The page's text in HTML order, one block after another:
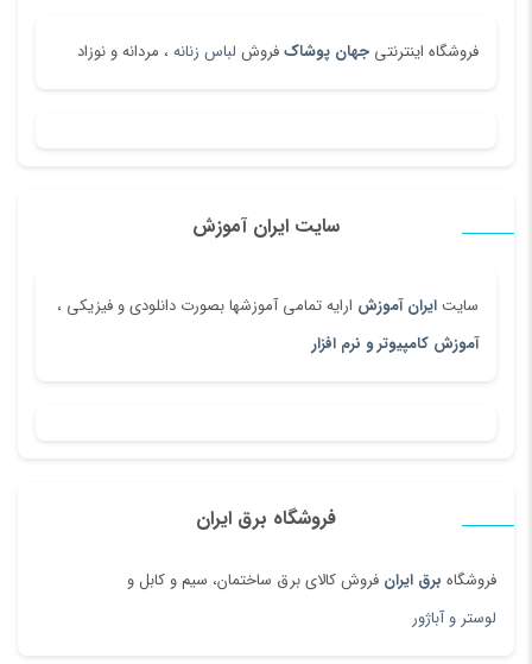
فروشگاه اینترنتی جهان پوشاکفروش لباس زنانه ، مردانه و نوزاد
سایت ایران آموزش
سایت ایران آموزش ارایه تمامی آموزشها بصورت دانلودی و فیزیکی ،
آموزش کامپیوتر و نرم افزار
فروشگاه برق ایران
فروشگاه برق ایران فروش کالای برق ساختمان، سیم و کابل و
لوستر و آباژور